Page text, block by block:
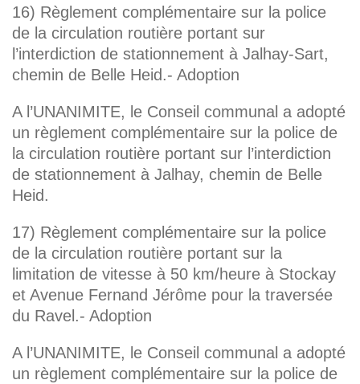
16) Règlement complémentaire sur la police
de la circulation routière portant sur
l’interdiction de stationnement à Jalhay-Sart,
chemin de Belle Heid.- Adoption
A l’UNANIMITE, le Conseil communal a adopté
un règlement complémentaire sur la police de
la circulation routière portant sur l’interdiction
de stationnement à Jalhay, chemin de Belle
Heid.
17) Règlement complémentaire sur la police
de la circulation routière portant sur la
limitation de vitesse à 50 km/heure à Stockay
et Avenue Fernand Jérôme pour la traversée
du Ravel.- Adoption
A l’UNANIMITE, le Conseil communal a adopté
un règlement complémentaire sur la police de